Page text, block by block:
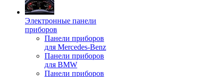
Электронные панели
приборов
Панели приборов
для Mercedes-Benz
Панели приборов
для BMW
Панели приборов